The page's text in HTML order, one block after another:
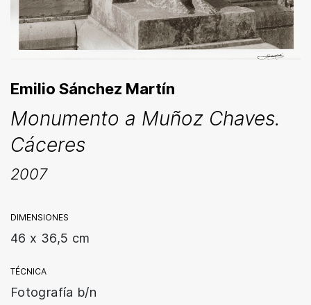
Emilio Sánchez Martín
Monumento a Muñoz Chaves.
Cáceres
2007
DIMENSIONES
46 x 36,5 cm
TÉCNICA
Fotografía b/n